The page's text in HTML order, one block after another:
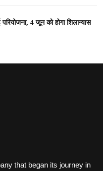
4 जून को होगा शिलान्यास
that began its journey in